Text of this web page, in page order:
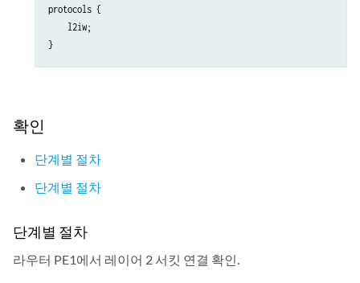
protocols {
    l2iw;
확인
단계별 절차
단계별 절차
단계별 절차
라우터 PE1에서 레이어 2 서킷 연결 확인.